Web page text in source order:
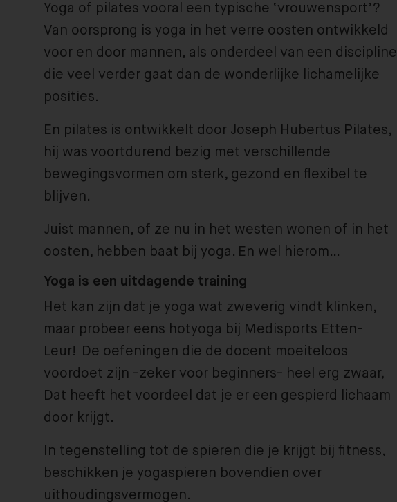
Yoga of pilates vooral een typische ‘vrouwensport’?
Van oorsprong is yoga in het verre oosten ontwikkeld
voor en door mannen, als onderdeel van een discipline
die veel verder gaat dan de wonderlijke lichamelijke
posities.
En pilates is ontwikkelt door Joseph Hubertus Pilates,
hij was voortdurend bezig met verschillende
bewegingsvormen om sterk, gezond en flexibel te
blijven.
Juist mannen, of ze nu in het westen wonen of in het
oosten, hebben baat bij yoga. En wel hierom…
Yoga is een uitdagende training
Het kan zijn dat je yoga wat zweverig vindt klinken,
maar probeer eens hotyoga bij Medisports Etten-
Leur! De oefeningen die de docent moeiteloos
voordoet zijn -zeker voor beginners- heel erg zwaar,
Dat heeft het voordeel dat je er een gespierd lichaam
door krijgt.
In tegenstelling tot de spieren die je krijgt bij fitness,
beschikken je yogaspieren bovendien over
uithoudingsvermogen.